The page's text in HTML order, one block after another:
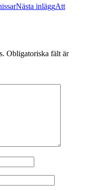
Nästa inläggAtt
Obligatoriska fält är